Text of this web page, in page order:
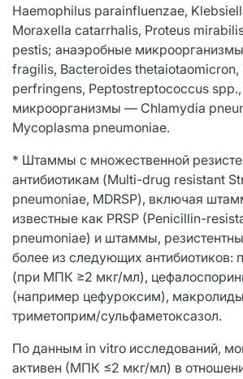
Haemophilus parainfluenzae,
Moraxella catarrhalis, Proteus
pestis; анаэробные
fragilis, Bacteroides thetaiotaomicron,
perfringens, Peptostreptococcus
микроорганизмы — Chlamydia
Mycoplasma pneumoniae.
* Штаммы с множественной
антибиотикам (Multi-drug resistant
pneumoniae, MDRSP), включая
известные как PRSP (Penicillin-
pneumoniae) и штаммы,
более из следующих антибиотиков:
(при МПК ≥2 мкг/мл),
(например цефуроксим),
триметоприм/сульфаметоксазол.
По данным in vitro исследований,
активен (МПК ≤2 мкг/мл) в